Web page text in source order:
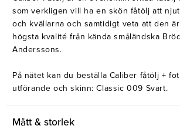
som verkligen vill ha en skön fåtölj att
och kvällarna och samtidigt veta att den
högsta kvalité från kända småländska
Anderssons.
På nätet kan du beställa Caliber fåtölj +
utförande och skinn: Classic 009 Svart.
Mått & storlek